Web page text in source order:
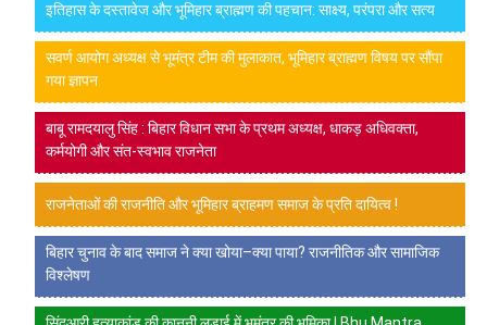
इतिहास के दस्तावेज और भूमिहार ब्राह्मण की पहचान: साक्ष्य, परंपरा और सत्य
सवर्ण आयोग अध्यक्ष से भूमंत्र टीम की मुलाकात, भूमिहार ब्राह्मण विषय पर सौंपा
गया ज्ञापन
बाबू रामदयालु सिंह : बिहार विधान सभा के प्रथम अध्यक्ष, धाकड़ अधिवक्ता,
कर्मयोगी और संत-स्वभाव राजनेता
राजनेताओं की राजनीति और भूमिहार ब्राहमण समाज के प्रति दायित्व !
बिहार चुनाव के बाद समाज ने क्या खोया–क्या पाया? राजनीतिक और सामाजिक
विश्लेषण